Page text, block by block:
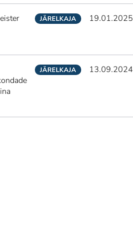
JÄRELKAJA 19.01.2025
JÄRELKAJA 13.09.2024